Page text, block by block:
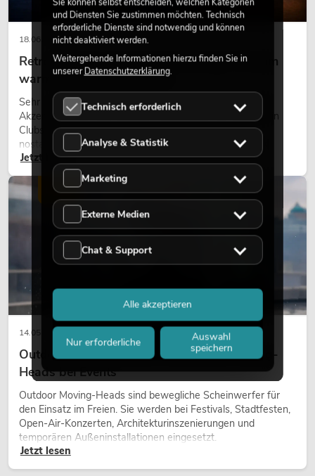
18.06.2026
Retro-Licht im modernen Lichtdesign: Warum
warmes Licht wieder wirkt
Sehr warmes Licht, sichtbare Leuchtflächen und farbige
Akzente prägen viele aktuelle Lichtdesigns auf Bühnen, in
Clubs und bei Events. Retro-Licht ist dabei kein rein
nostalgischer Effekt, sondern ein bewusst eingesetztes
Gestaltungsmittel: Es schafft Atmosphäre, gibt Szenen
Charakter und kann technische LED-Setups emotionaler
wirken lassen.
Jetzt lesen
14.05.2026
Outdoor Moving-Heads: Wetterfeste Moving-
Heads bei Events
Outdoor Moving-Heads sind bewegliche Scheinwerfer für
den Einsatz im Freien. Sie werden bei Festivals, Stadtfesten,
Open-Air-Konzerten, Architekturinszenierungen und
temporären Außeninstallationen eingesetzt.
Jetzt lesen
LICHT
und Diensten Sie zustimmen möchten. Technisch
erforderliche Dienste sind notwendig und können
nicht deaktiviert werden.
Weitergehende Informationen hierzu finden Sie in
unsererDatenschutzerklärung.
Technisch erforderlich
Analyse & Statistik
Marketing
Externe Medien
Chat & Support
Nur erforderliche
Auswahl
speichern
Alle akzeptieren